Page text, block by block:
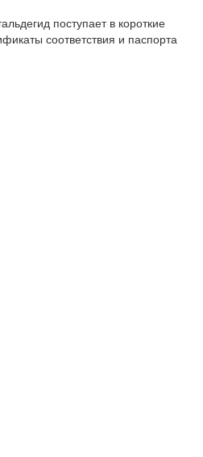
поступает в короткие
соответствия и паспорта